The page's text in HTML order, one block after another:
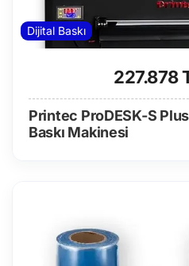
Dijital Baskı
227.878
Printec ProDESK-S
Baskı Makinesi